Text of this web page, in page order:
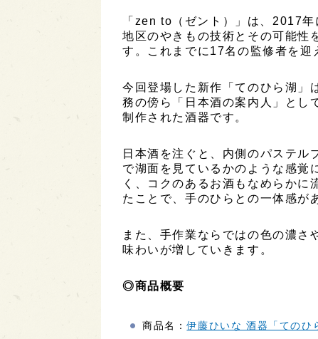
「zen to（ゼント）」は、2017
地区のやきもの技術とその可能性
す。これまでに17名の監修者を迎
今回登場した新作「てのひら湖」
務の傍ら「日本酒の案内人」とし
制作された酒器です。
日本酒を注ぐと、内側のパステル
で湖面を見ているかのような感覚
く、コクのあるお酒もなめらかに
たことで、手のひらとの一体感が
また、手作業ならではの色の濃さ
味わいが増していきます。
◎商品概要
商品名：伊藤ひいな 酒器「てのひ